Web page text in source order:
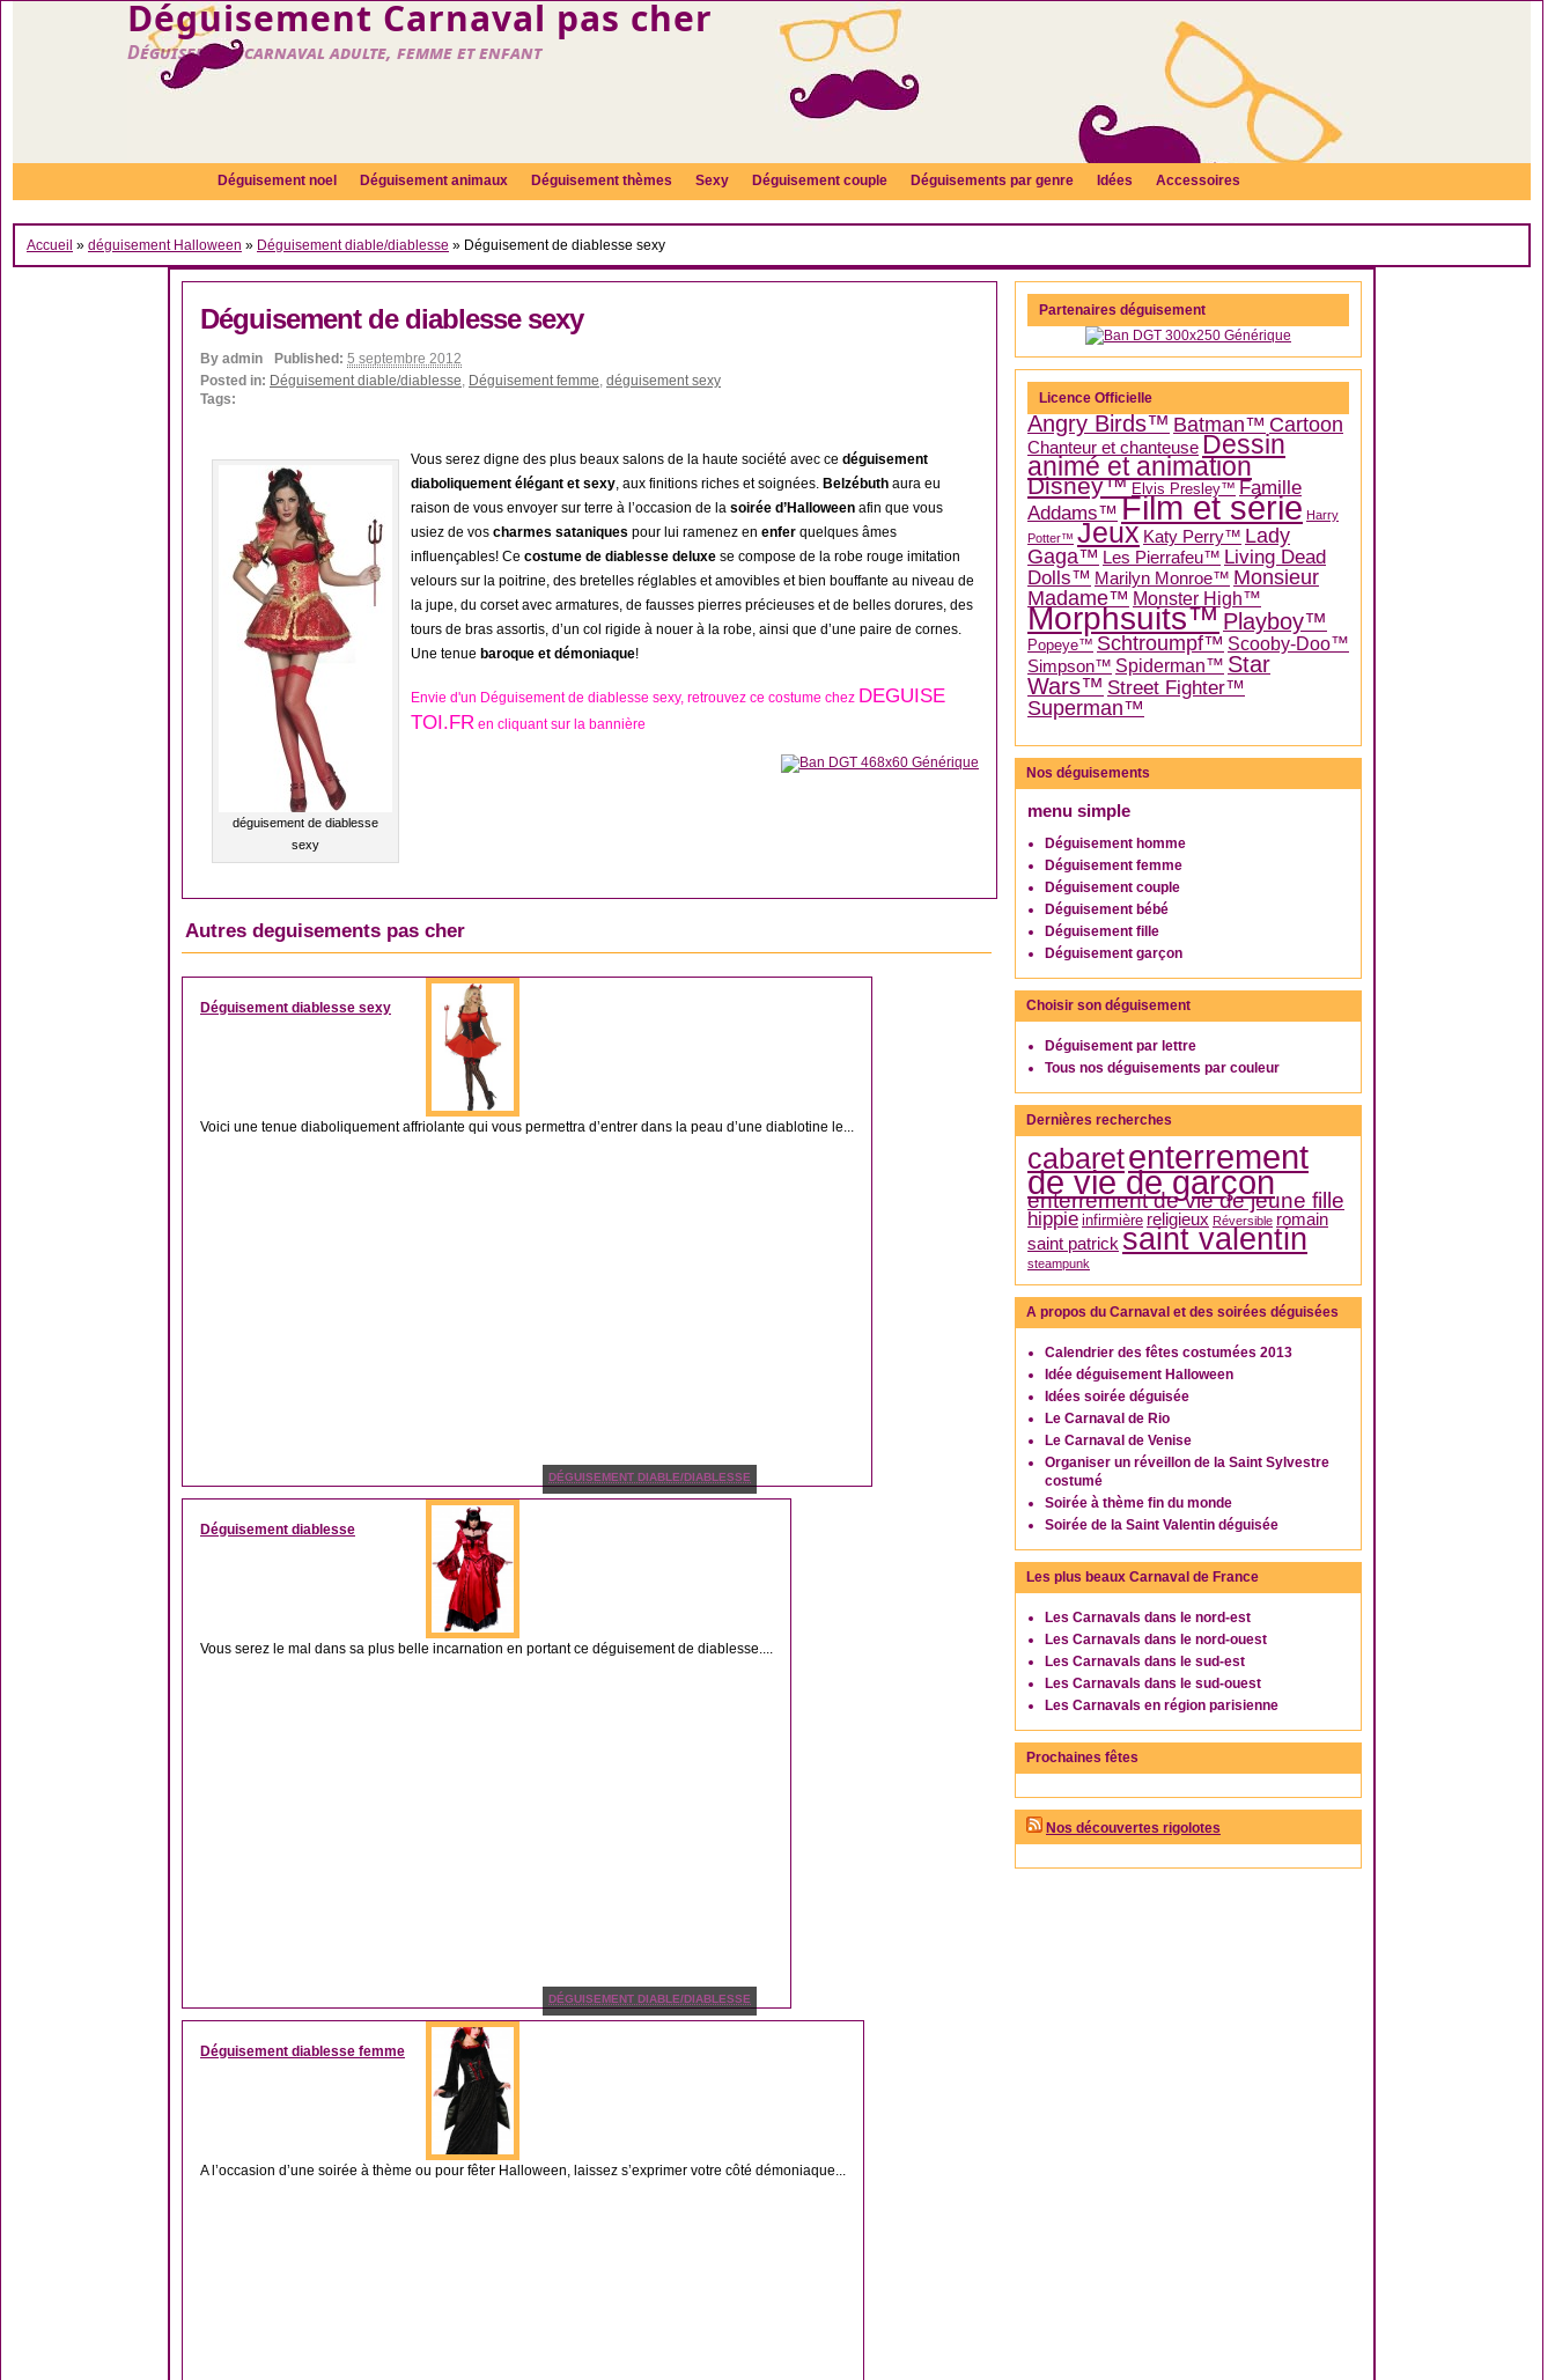
Déguisement Carnaval pas cher
Déguisement carnaval adulte, femme et enfant
Déguisement noel Déguisement animaux Déguisement thèmes Sexy Déguisement couple Déguisements par genre Idées Accessoires
Accueil » déguisement Halloween » Déguisement diable/diablesse » Déguisement de diablesse sexy
Déguisement de diablesse sexy
By admin Published: 5 septembre 2012
Posted in: Déguisement diable/diablesse, Déguisement femme, déguisement sexy
Tags:
déguisement de diablesse
sexy
Vous serez digne des plus beaux salons de la haute société avec ce déguisement
diaboliquement élégant et sexy, aux finitions riches et soignées. Belzébuth aura eu
raison de vous envoyer sur terre à l’occasion de la soirée d’Halloween afin que vous
usiez de vos charmes sataniques pour lui ramenez en enfer quelques âmes
influençables! Ce costume de diablesse deluxe se compose de la robe rouge imitation
velours sur la poitrine, des bretelles réglables et amovibles et bien bouffante au niveau de
la jupe, du corset avec armatures, de fausses pierres précieuses et de belles dorures, des
tours de bras assortis, d’un col rigide à nouer à la robe, ainsi que d’une paire de cornes.
Une tenue baroque et démoniaque!
Envie d'un Déguisement de diablesse sexy, retrouvez ce costume chez DEGUISE
TOI.FR en cliquant sur la bannière
Autres deguisements pas cher
DÉGUISEMENT DIABLE/DIABLESSE
Déguisement diablesse sexy
Voici une tenue diaboliquement affriolante qui vous permettra d’entrer dans la peau d’une diablotine le...
DÉGUISEMENT DIABLE/DIABLESSE
Déguisement diablesse
Vous serez le mal dans sa plus belle incarnation en portant ce déguisement de diablesse....
DÉGUISEMENT DIABLE/DIABLESSE
Déguisement diablesse femme
A l’occasion d’une soirée à thème ou pour fêter Halloween, laissez s’exprimer votre côté démoniaque...
Partenaires déguisement
Licence Officielle
Angry Birds™ Batman™ Cartoon
Chanteur et chanteuse Dessin
animé et animation
Disney™ Elvis Presley™ Famille
Addams™ Film et série Harry
Potter™ Jeux Katy Perry™ Lady
Gaga™ Les Pierrafeu™ Living Dead
Dolls™ Marilyn Monroe™ Monsieur
Madame™ Monster High™
Morphsuits™Playboy™
Popeye™ Schtroumpf™ Scooby-Doo™
Simpson™ Spiderman™ Star
Wars™ Street Fighter™
Superman™
Nos déguisements
menu simple
Déguisement homme
Déguisement femme
Déguisement couple
Déguisement bébé
Déguisement fille
Déguisement garçon
Choisir son déguisement
Déguisement par lettre
Tous nos déguisements par couleur
Dernières recherches
cabaretenterrement
de vie de garçon
enterrement de vie de jeune fille
hippie infirmière religieux Réversible romain
saint patrick saint valentin
steampunk
A propos du Carnaval et des soirées déguisées
Calendrier des fêtes costumées 2013
Idée déguisement Halloween
Idées soirée déguisée
Le Carnaval de Rio
Le Carnaval de Venise
Organiser un réveillon de la Saint Sylvestre
costumé
Soirée à thème fin du monde
Soirée de la Saint Valentin déguisée
Les plus beaux Carnaval de France
Les Carnavals dans le nord-est
Les Carnavals dans le nord-ouest
Les Carnavals dans le sud-est
Les Carnavals dans le sud-ouest
Les Carnavals en région parisienne
Prochaines fêtes
Nos découvertes rigolotes